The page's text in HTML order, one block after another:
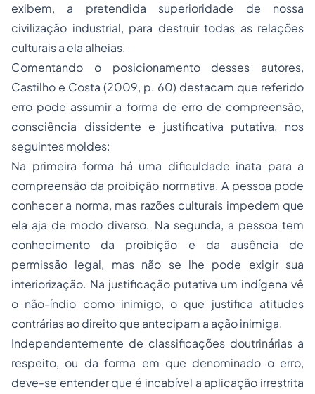
exibem, a pretendida superioridade de nossa
civilização industrial, para destruir todas as relações
culturais a ela alheias.
Comentando o posicionamento desses autores,
Castilho e Costa (2009, p. 60) destacam que referido
erro pode assumir a forma de erro de compreensão,
consciência dissidente e justificativa putativa, nos
seguintes moldes:
Na primeira forma há uma dificuldade inata para a
compreensão da proibição normativa. A pessoa pode
conhecer a norma, mas razões culturais impedem que
ela aja de modo diverso. Na segunda, a pessoa tem
conhecimento da proibição e da ausência de
permissão legal, mas não se lhe pode exigir sua
interiorização. Na justificação putativa um indígena vê
o não-índio como inimigo, o que justifica atitudes
contrárias ao direito que antecipam a ação inimiga.
Independentemente de classificações doutrinárias a
respeito, ou da forma em que denominado o erro,
deve-se entender que é incabível a aplicação irrestrita